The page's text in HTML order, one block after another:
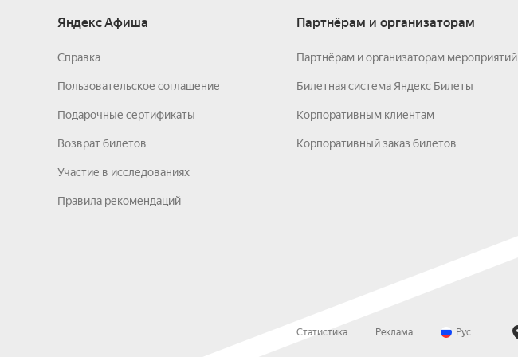
Яндекс Афиша
Справка
Пользовательское соглашение
Подарочные сертификаты
Возврат билетов
Участие в исследованиях
Правила рекомендаций
Партнёрам и организаторам
Партнёрам и организаторам мероприятий
Билетная система Яндекс Билеты
Корпоративным клиентам
Корпоративный заказ билетов
Статистика Реклама Рус